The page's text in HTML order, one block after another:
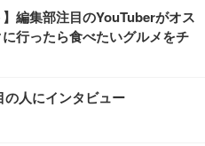
】編集部注目のYouTuberがオス
行ったら食べたいグルメをチ
の人にインタビュー